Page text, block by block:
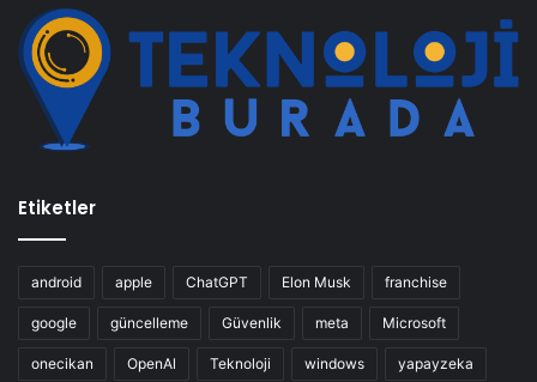
Etiketler
android apple ChatGPT Elon Musk franchise
google güncelleme Güvenlik meta Microsoft
onecikan OpenAl Teknoloji windows yapayzeka